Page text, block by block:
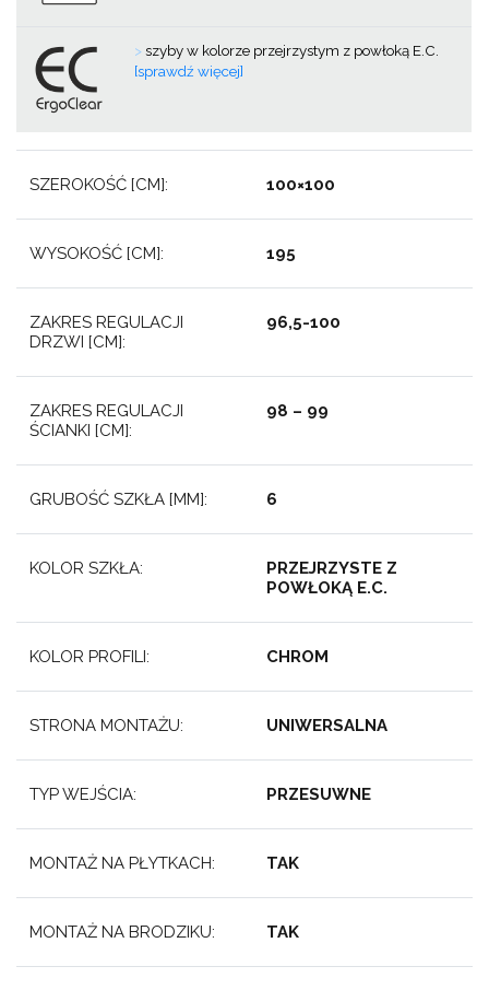
>szyby w kolorze przejrzystym z powłoką E.C.
[sprawdź więcej]
SZEROKOŚĆ [CM]: 100×100
WYSOKOŚĆ [CM]: 195
ZAKRES REGULACJI
DRZWI [CM]:
96,5-100
ZAKRES REGULACJI
ŚCIANKI [CM]:
98 – 99
GRUBOŚĆ SZKŁA [MM]: 6
KOLOR SZKŁA:
PRZEJRZYSTE Z
POWŁOKĄ E.C.
KOLOR PROFILI: CHROM
STRONA MONTAŻU: UNIWERSALNA
TYP WEJŚCIA: PRZESUWNE
MONTAŻ NA PŁYTKACH: TAK
MONTAŻ NA BRODZIKU: TAK